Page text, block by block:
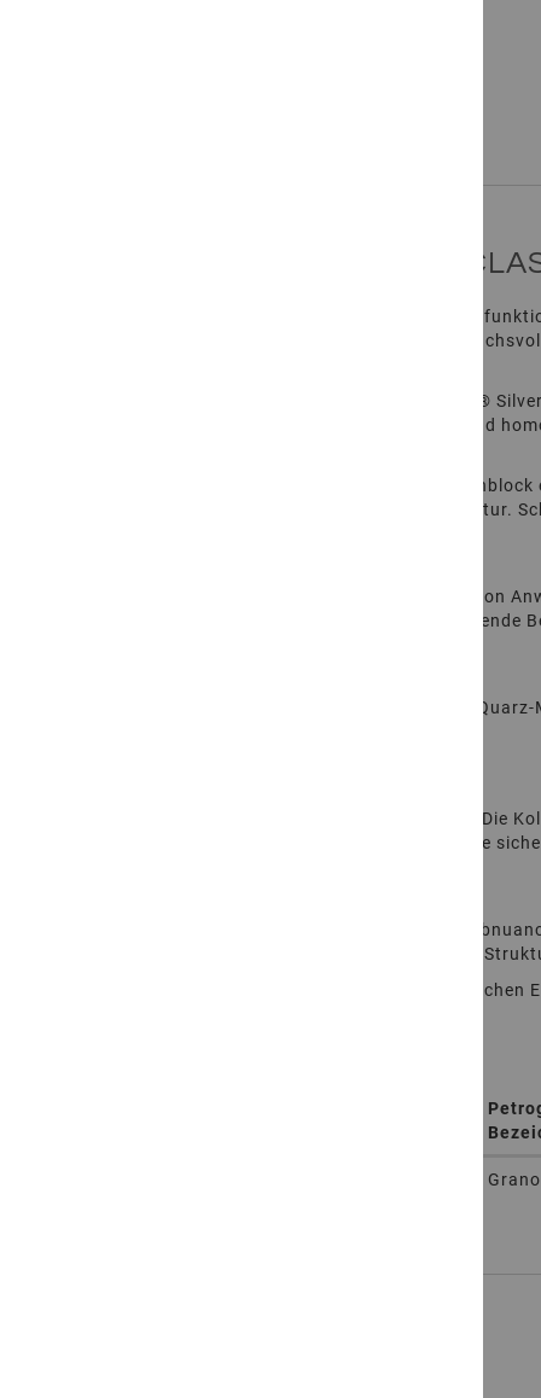
ATRIMUS® SILVER 4LING®
Der ATRIMUS® Silver 4LING® Classico ist ein
von NGR, die ausgewählte Hartgesteine für
Gefertigt aus dunkelgrauem Diorit, zeigt ATRIMUS®
Fläche wirkt das magmatische Gestein überwiegend
Der 4LING® wurde als universell einsetzbarer
Oberfläche entsteht eine leicht wellige, griffige Textur.
Der 4LING® Classico eignet sich für eine Vielzahl von
Wege, Terrassen, Einfassungen und die strukturierende
Petrographische Bezeichnung: Übergangsbereich
Classico. Rundum geflammt mit gefasten Kanten. Die
Oberflächen aus traditioneller Bearbeitung, die eine
Naturstein ist ein gewachsenes Naturprodukt.
des Materials. Abweichungen in Farbwirkung oder
Weitere Informationen zu Pflege, Einsatz und